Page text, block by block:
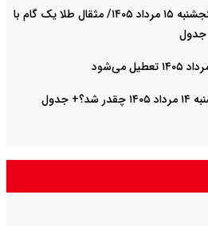
پیش‌ بینی قیمت طلا و سکه پنجشنبه ۱۵ مرداد ۱۴۰۵/ مثقال طلا یک گام با